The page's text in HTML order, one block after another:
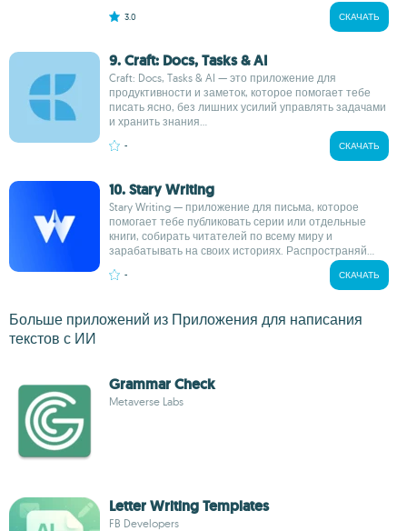
3.0 СКАЧАТЬ
9. Craft: Docs, Tasks & AI
Craft: Docs, Tasks & AI — это приложение для
продуктивности и заметок, которое помогает тебе
писать ясно, без лишних усилий управлять задачами
и хранить знания...
- СКАЧАТЬ
10. Stary Writing
Stary Writing — приложение для письма, которое
помогает тебе публиковать серии или отдельные
книги, собирать читателей по всему миру и
зарабатывать на своих историях. Распространяй...
- СКАЧАТЬ
Больше приложений из Приложения для написания
текстов с ИИ
Grammar Check
Metaverse Labs
Letter Writing Templates
FB Developers